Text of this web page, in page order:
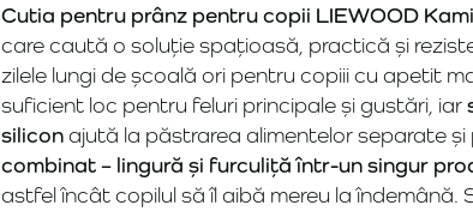
Cutia pentru prânz pentru copii LIEWOOD
care caută o soluție spațioasă, practică și
zilele lungi de școală ori pentru copiii cu apetit
suficient loc pentru feluri principale și gustări, iar
siliconajută la păstrarea alimentelor separate și
combinat – lingură și furculiță într-un singur
astfel încât copilul să îl aibă mereu la îndemână.